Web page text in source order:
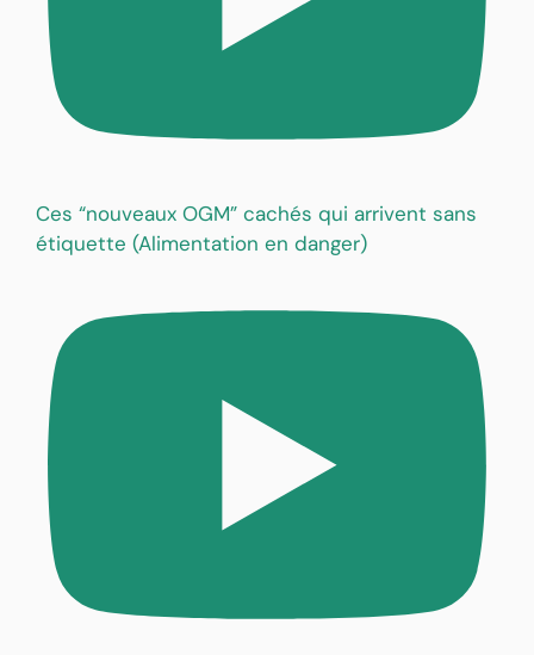
Ces “nouveaux OGM” cachés qui arrivent sans
étiquette (Alimentation en danger)